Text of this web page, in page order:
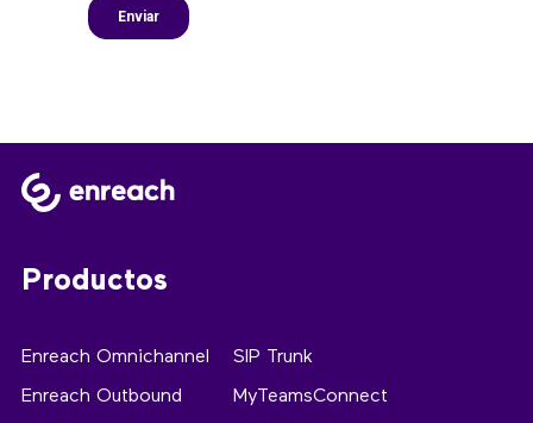
Productos
Enreach Omnichannel
Enreach Outbound
SIP Trunk
MyTeamsConnect